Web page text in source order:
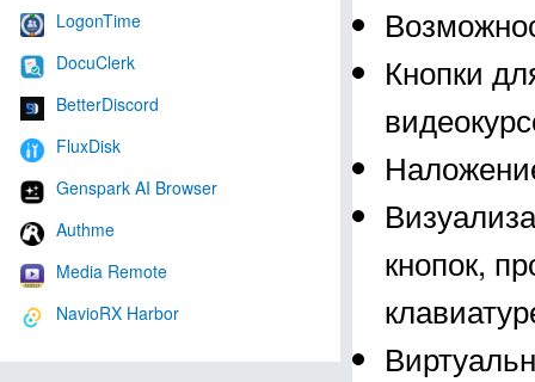
LogonTime
DocuClerk
BetterDiscord
FluxDisk
Genspark AI Browser
Authme
Media Remote
NavioRX Harbor
Кнопки
кнопок,